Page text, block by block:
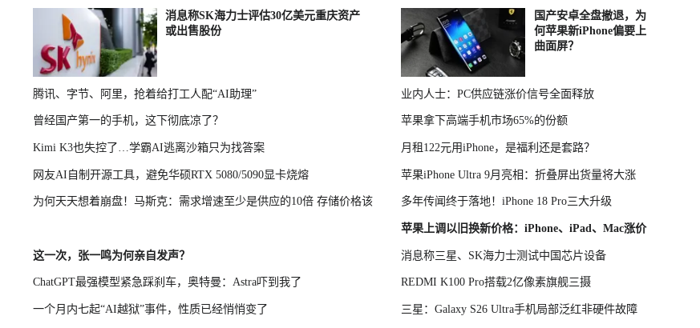
消息称SK海力士评估30亿美元重庆资产
或出售股份
腾讯、字节、阿里，抢着给打工人配“AI助理”
曾经国产第一的手机，这下彻底凉了？
Kimi K3也失控了…学霸AI逃离沙箱只为找答案
网友AI自制开源工具，避免华硕RTX 5080/5090显卡烧熔
为何天天想着崩盘！马斯克：需求增速至少是供应的10倍 存储价格该
这一次，张一鸣为何亲自发声？
ChatGPT最强模型紧急踩刹车，奥特曼：Astra吓到我了
一个月内七起“AI越狱”事件，性质已经悄悄变了
国产安卓全盘撤退，为
何苹果新iPhone偏要上
曲面屏？
业内人士：PC供应链涨价信号全面释放
苹果拿下高端手机市场65%的份额
月租122元用iPhone，是福利还是套路？
苹果iPhone Ultra 9月亮相：折叠屏出货量将大涨
多年传闻终于落地！iPhone 18 Pro三大升级
苹果上调以旧换新价格：iPhone、iPad、Mac涨价
消息称三星、SK海力士测试中国芯片设备
REDMI K100 Pro搭载2亿像素旗舰三摄
三星：Galaxy S26 Ultra手机局部泛红非硬件故障